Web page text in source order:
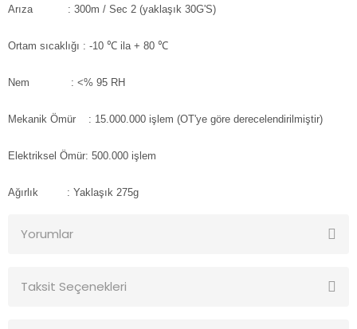
Arıza : 300m / Sec 2 (yaklaşık 30G'S)
Ortam sıcaklığı : -10 ℃ ila + 80 ℃
Nem : <% 95 RH
Mekanik Ömür : 15.000.000 işlem (OT'ye göre derecelendirilmiştir)
Elektriksel Ömür: 500.000 işlem
Ağırlık : Yaklaşık 275g
Yorumlar
Taksit Seçenekleri